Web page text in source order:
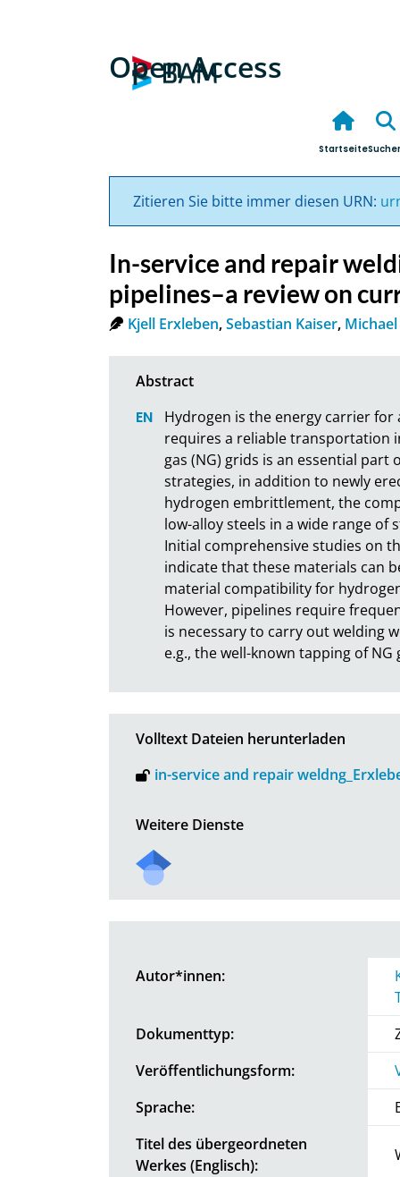
Open Access
Startseite
Zitieren Sie bitte immer diesen URN:
In-service and repair
pipelines–a review on
Kjell Erxleben,Sebastian Kaiser,
Hydrogen is the energy carrier
requires a reliable transportation
gas (NG) grids is an essential
strategies, in addition to newly
hydrogen embrittlement, the
low-alloy steels in a wide range of
Initial comprehensive studies on
indicate that these materials can
material compatibility for
However, pipelines require
is necessary to carry out welding
e.g., the well-known tapping of
Volltext Dateien herunterladen
in-service and repair
Weitere Dienste
Autor*innen:
Dokumenttyp:
Veröffentlichungsform:
Sprache:
Titel des übergeordneten
Werkes (Englisch):